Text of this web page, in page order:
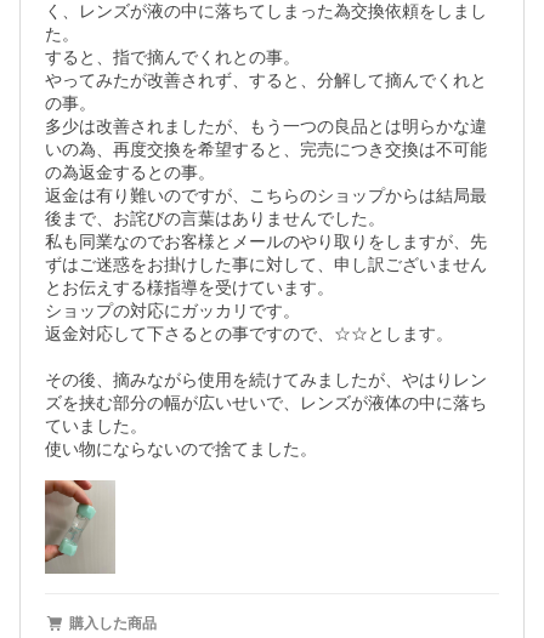
く、レンズが液の中に落ちてしまった為交換依頼をしまし
た。
すると、指で摘んでくれとの事。
やってみたが改善されず、すると、分解して摘んでくれと
の事。
多少は改善されましたが、もう一つの良品とは明らかな違
いの為、再度交換を希望すると、完売につき交換は不可能
の為返金するとの事。
返金は有り難いのですが、こちらのショップからは結局最
後まで、お詫びの言葉はありませんでした。
私も同業なのでお客様とメールのやり取りをしますが、先
ずはご迷惑をお掛けした事に対して、申し訳ございません
とお伝えする様指導を受けています。
ショップの対応にガッカリです。
返金対応して下さるとの事ですので、☆☆とします。
その後、摘みながら使用を続けてみましたが、やはりレン
ズを挟む部分の幅が広いせいで、レンズが液体の中に落ち
ていました。
使い物にならないので捨てました。
購入した商品